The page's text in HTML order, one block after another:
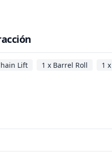
Lift 1 x Barrel Roll 1